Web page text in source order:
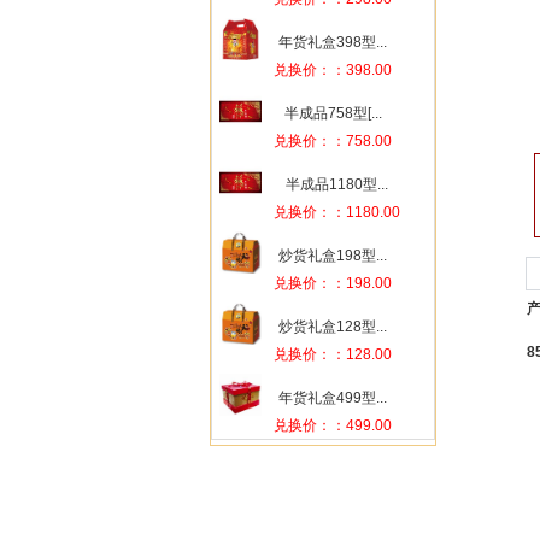
年货礼盒398型...
兑换价：：398.00
半成品758型[...
兑换价：：758.00
半成品1180型...
兑换价：：1180.00
炒货礼盒198型...
兑换价：：198.00
炒货礼盒128型...
兑换价：：128.00
年货礼盒499型...
兑换价：：499.00